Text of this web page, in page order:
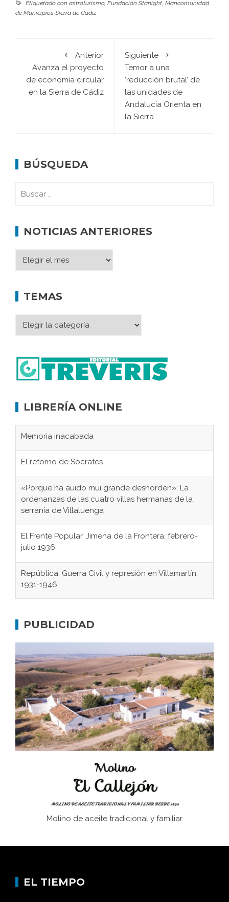
Etiquetado con astroturismo, Fundación Starlight Mancomunidad
de Municipios Sierra de Cádiz
Anterior
Avanza el proyecto
de economía circular
en la Sierra de Cádiz
Siguiente
Temor a una
‘reducción brutal’ de
las unidades de
Andalucía Orienta en
la Sierra
BÚSQUEDA
NOTICIAS ANTERIORES
TEMAS
LIBRERÍA ONLINE
Memoria inacabada
El retorno de Sócrates
«Porque ha auido mui grande deshorden»: La
ordenanzas de las cuatro villas hermanas de la
serranía de Villaluenga
El Frente Popular. Jimena de la Frontera, febrero-
julio 1936
República, Guerra Civil y represión en Villamartín,
1931-1946
concentración nazis
Bornos
El Frente Popular. Ubrique, febrero-julio 1936
Juntar las letras. La alfabetización en el campo: del
afán de saber a la autogestión
Historia y vivencias del poblado de Los Hurones
PUBLICIDAD
Molino de aceite tradicional y familiar
EL TIEMPO